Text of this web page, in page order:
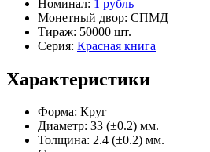
Номинал: 1 рубль
Монетный двор: СПМД
Тираж: 50000 шт.
Серия: Красная книга
Характеристики
Форма: Круг
Диаметр: 33 (±0.2) мм.
Толщина: 2.4 (±0.2) мм.